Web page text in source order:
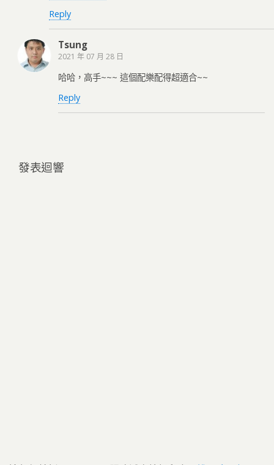
Reply
Tsung
2021 年 07 月 28 日
哈哈，高手~~~ 這個配樂配得超適合~~
Reply
發表迴響